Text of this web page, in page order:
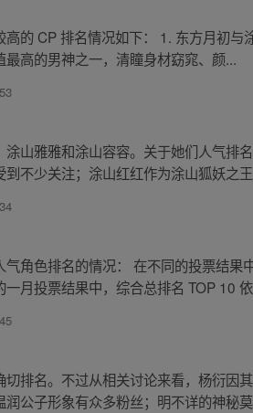
的 CP 排名情况如下： 1. 东方月初
高的男神之一，清瞳身材窈窕、颜...
山雅雅和涂山容容。关于她们人气
不少关注；涂山红红作为涂山狐妖之
气角色排名的情况： 在不同的投票结
月投票结果中，综合总排名 TOP 10
切排名。不过从相关讨论来看，杨衍
公子形象有众多粉丝；明不详的神秘